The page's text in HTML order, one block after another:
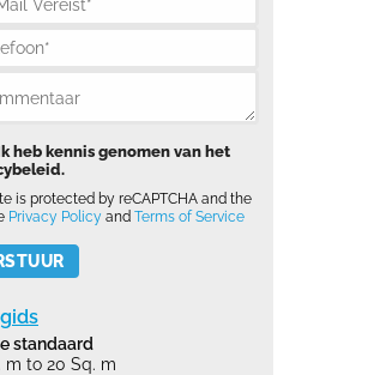
heb kennis genomen van het
is protected by reCAPTCHA and the
Privacy Policy and Terms of Service
leave this field empty.
standaard
m to 20 Sq. m